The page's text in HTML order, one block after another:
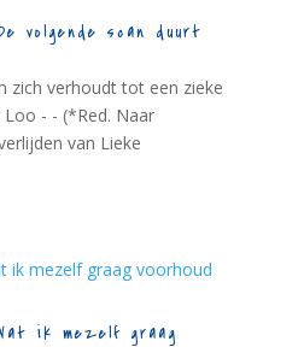
volgende scan duurt
zich verhoudt tot een zieke
- - (*Red. Naar
van Lieke
ik mezelf graag